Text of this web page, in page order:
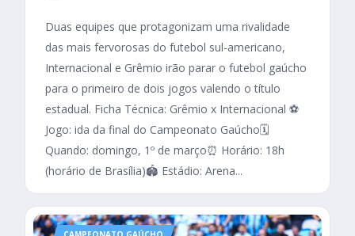
Duas equipes que protagonizam uma rivalidade
das mais fervorosas do futebol sul-americano,
Internacional e Grêmio irão parar o futebol gaúcho
para o primeiro de dois jogos valendo o título
estadual. Ficha Técnica: Grêmio x Internacional ⚽
Jogo: ida da final do Campeonato Gaúcho🗓️
Quando: domingo, 1º de março⏰ Horário: 18h
(horário de Brasília)🏟️ Estádio: Arena...